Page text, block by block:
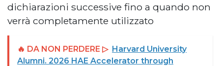
dichiarazioni successive fino a quando non
verrà completamente utilizzato
🔥 DA NON PERDERE ▷ Harvard University
Alumni. 2026 HAE Accelerator through